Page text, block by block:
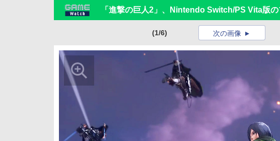
「進撃の巨人2」、Nintendo Switch/PS Vita版の
(1/6) 次の画像